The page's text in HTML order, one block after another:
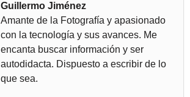
Guillermo Jiménez
Amante de la Fotografía y apasionado
con la tecnología y sus avances. Me
encanta buscar información y ser
autodidacta. Dispuesto a escribir de lo
que sea.